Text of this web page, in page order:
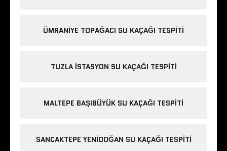
ÜMRANIYE TOPAĞACI SU KAÇAĞI TESPITI
TUZLA İSTASYON SU KAÇAĞI TESPITI
MALTEPE BAŞIBÜYÜK SU KAÇAĞI TESPITI
SANCAKTEPE YENIDOĞAN SU KAÇAĞI TESPITI